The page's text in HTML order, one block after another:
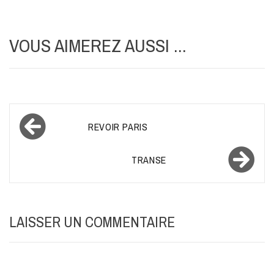
VOUS AIMEREZ AUSSI ...
Navigation
de
REVOIR PARIS
TRANSE
LAISSER UN COMMENTAIRE